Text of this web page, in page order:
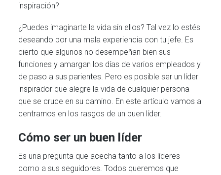
inspiración?
¿Puedes imaginarte la vida sin ellos? Tal vez lo estés
deseando por una mala experiencia con tu jefe. Es
cierto que algunos no desempeñan bien sus
funciones y amargan los días de varios empleados y
de paso a sus parientes. Pero es posible ser un líder
inspirador que alegre la vida de cualquier persona
que se cruce en su camino. En este artículo vamos a
centrarnos en los rasgos de un buen líder.
Cómo ser un buen líder
Es una pregunta que acecha tanto a los líderes
como a sus seguidores. Todos queremos que